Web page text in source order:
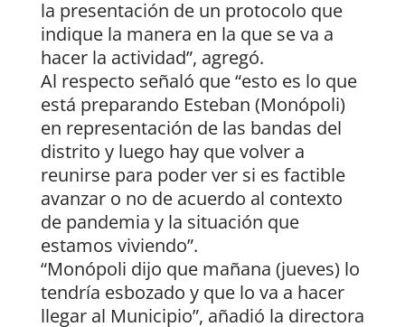
la presentación de un protocolo que
indique la manera en la que se va a
hacer la actividad”, agregó.
Al respecto señaló que “esto es lo que
está preparando Esteban (Monópoli)
en representación de las bandas del
distrito y luego hay que volver a
reunirse para poder ver si es factible
avanzar o no de acuerdo al contexto
de pandemia y la situación que
estamos viviendo”.
“Monópoli dijo que mañana (jueves) lo
tendría esbozado y que lo va a hacer
llegar al Municipio”, añadió la directora